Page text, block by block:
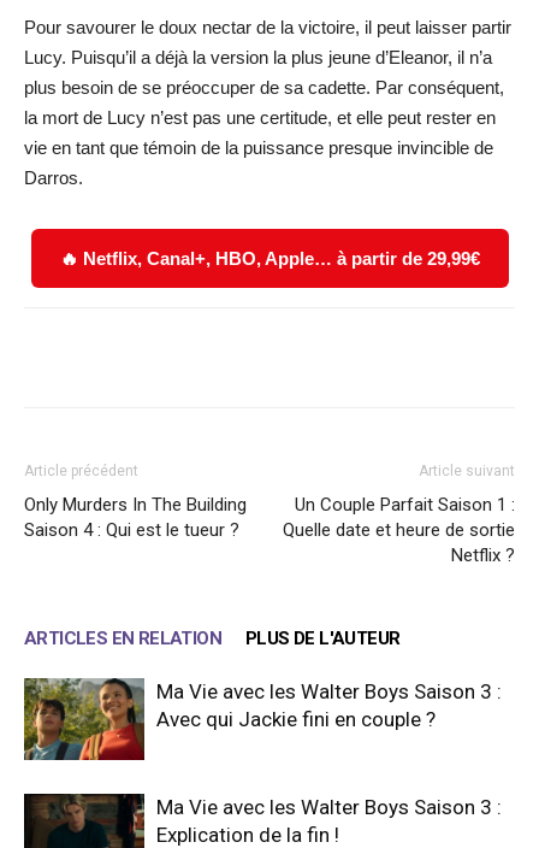
Pour savourer le doux nectar de la victoire, il peut laisser partir
Lucy. Puisqu’il a déjà la version la plus jeune d’Eleanor, il n’a
plus besoin de se préoccuper de sa cadette. Par conséquent,
la mort de Lucy n’est pas une certitude, et elle peut rester en
vie en tant que témoin de la puissance presque invincible de
Darros.
🔥 Netflix, Canal+, HBO, Apple… à partir de 29,99€
Article précédent
Only Murders In The Building
Saison 4 : Qui est le tueur ?
Article suivant
Un Couple Parfait Saison 1 :
Quelle date et heure de sortie
Netflix ?
ARTICLES EN RELATION PLUS DE L'AUTEUR
Ma Vie avec les Walter Boys Saison 3 :
Avec qui Jackie fini en couple ?
Ma Vie avec les Walter Boys Saison 3 :
Explication de la fin !